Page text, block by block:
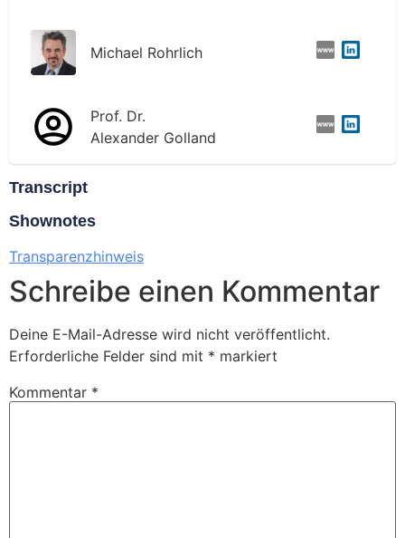
Michael Rohrlich
Prof. Dr.
Alexander Golland
Transcript
Shownotes
Transparenzhinweis
Schreibe einen Kommentar
Deine E-Mail-Adresse wird nicht veröffentlicht.
Erforderliche Felder sind mit * markiert
Kommentar *